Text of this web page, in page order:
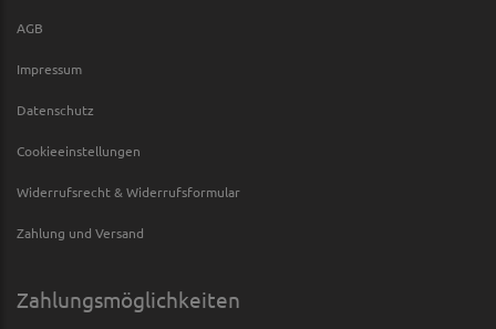
AGB
Impressum
Datenschutz
Cookieeinstellungen
Widerrufsrecht & Widerrufsformular
Zahlung und Versand
Zahlungsmöglichkeiten